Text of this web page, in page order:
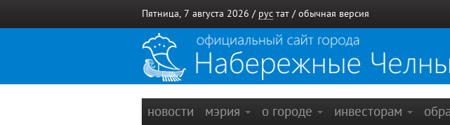
Пятница, 7 августа 2026 / рус тат / обычная версия
новости мэрия о городе инвесторам